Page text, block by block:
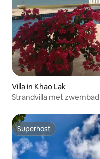
Villa in Khao Lak
Strandvilla met zwembad
Superhost
Superhost